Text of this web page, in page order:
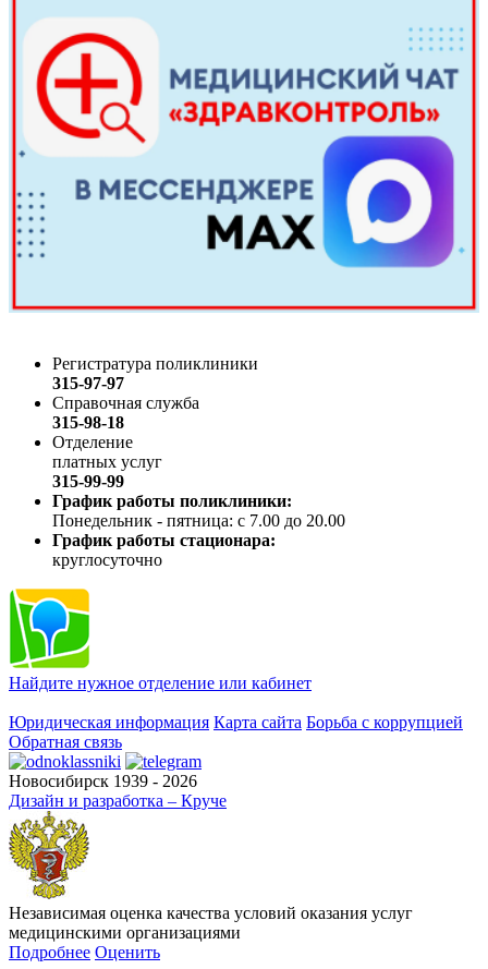
Регистратура поликлиники
315-97-97
Справочная служба
315-98-18
Отделение
платных услуг
315-99-99
График работы поликлиники:
Понедельник - пятница: с 7.00 до 20.00
График работы стационара:
круглосуточно
Найдите нужное отделение или кабинет
Юридическая информация Карта сайта Борьба с коррупцией
Обратная связь
Новосибирск 1939 - 2026
Дизайн и разработка – Круче
Независимая оценка качества условий оказания услуг
медицинскими организациями
Подробнее Оценить